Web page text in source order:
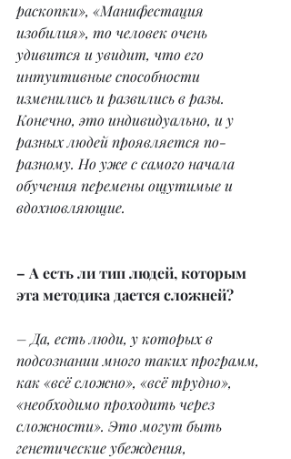
раскопки», «Манифестация
изобилия», то человек очень
удивится и увидит, что его
интуитивные способности
изменились и развились в разы.
Конечно, это индивидуально, и у
разных людей проявляется по-
разному. Но уже с самого начала
обучения перемены ощутимые и
вдохновляющие.
– А есть ли тип людей, которым
эта методика дается сложней?
– Да, есть люди, у которых в
подсознании много таких программ,
как «всё сложно», «всё трудно»,
«необходимо проходить через
сложности». Это могут быть
генетические убеждения,